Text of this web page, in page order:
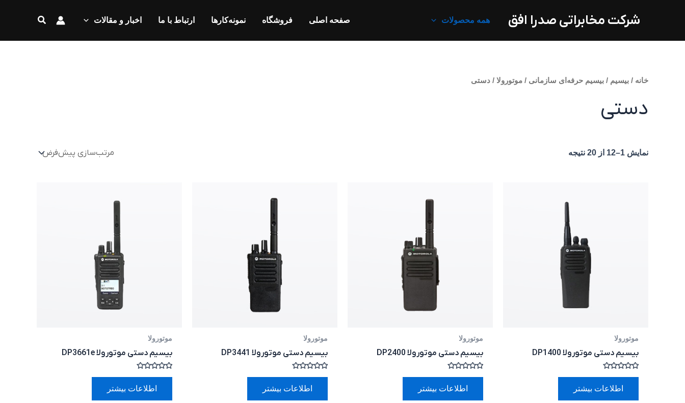
شرکت مخابراتی صدرا افق همه محصولات صفحه اصلی فروشگاه نمونه‌کارها ارتباط با ما اخبار و مقالات جستجو
خانه / بیسیم / بیسیم حرفه‌ای سازمانی / موتورولا / دستی
دستی
نمایش 1–12 از 20 نتیجه
موتورولا
بیسیم دستی موتورولا DP1400
امتیاز
اطلاعات بیشتر
موتورولا
بیسیم دستی موتورولا DP2400
امتیاز
اطلاعات بیشتر
موتورولا
بیسیم دستی موتورولا DP3441
امتیاز
اطلاعات بیشتر
موتورولا
بیسیم دستی موتورولا DP3661e
امتیاز
اطلاعات بیشتر